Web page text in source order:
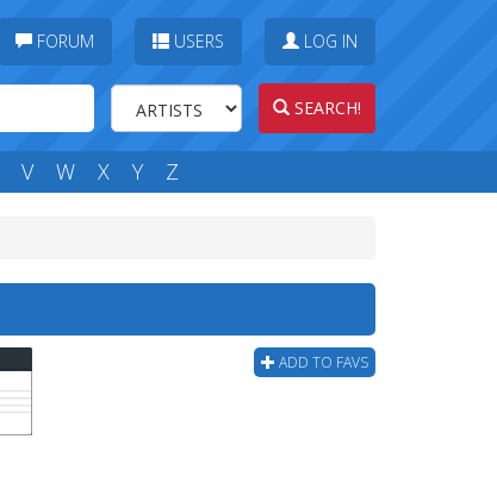
FORUM USERS LOG IN
SEARCH!
V W X Y Z
ADD TO FAVS